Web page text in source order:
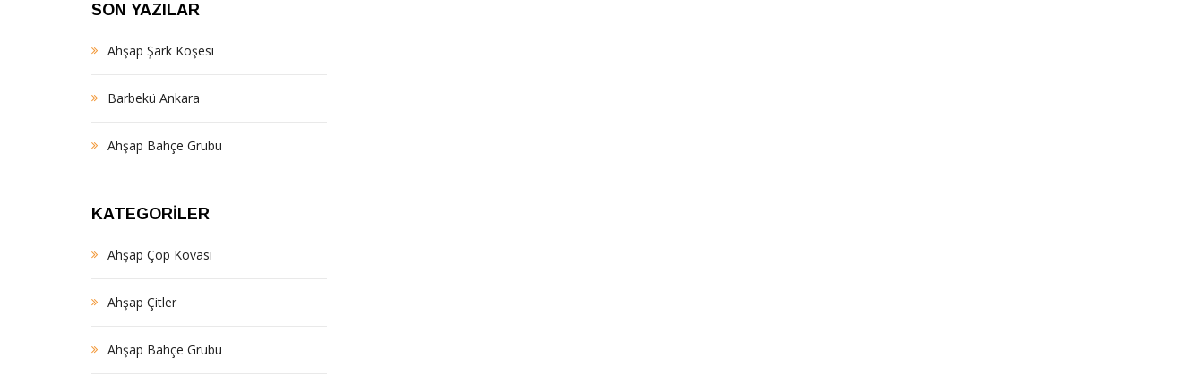
SON YAZILAR
Ahşap Şark Köşesi
Barbekü Ankara
Ahşap Bahçe Grubu
KATEGORILER
Ahşap Çöp Kovası
Ahşap Çitler
Ahşap Bahçe Grubu